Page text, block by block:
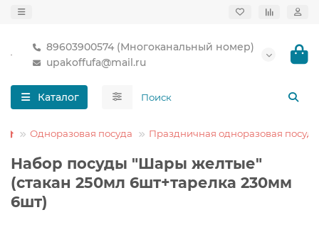
89603900574 (Многоканальный номер)
upakoffufa@mail.ru
Каталог
Одноразовая посуда Праздничная одноразовая посуда
Набор посуды "Шары желтые"
(стакан 250мл 6шт+тарелка 230мм
6шт)